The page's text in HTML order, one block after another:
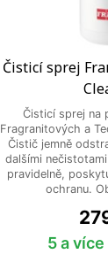
Čisticí sprej
Čisticí sprej na
Fragranitových a
Čistič jemně
dalšími
pravidelně,
ochranu.
5 a